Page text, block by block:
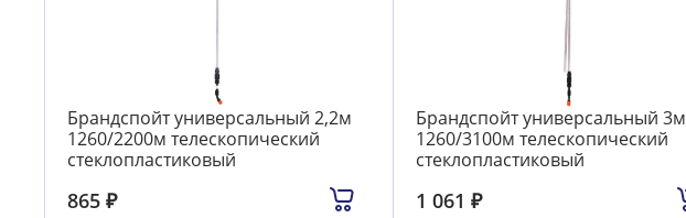
Брандспойт универсальный 2,2м
1260/2200м телескопический
стеклопластиковый
865 ₽
Брандспойт универсальный 3м
1260/3100м телескопический
стеклопластиковый
1 061 ₽